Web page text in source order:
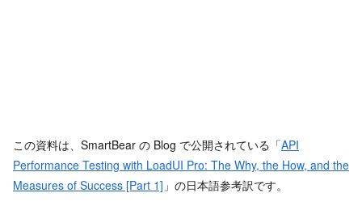
この資料は、SmartBear の Blog で公開されている「API
Performance Testing with LoadUI Pro: The Why, the How, and the
Measures of Success [Part 1] 」の日本語参考訳です。